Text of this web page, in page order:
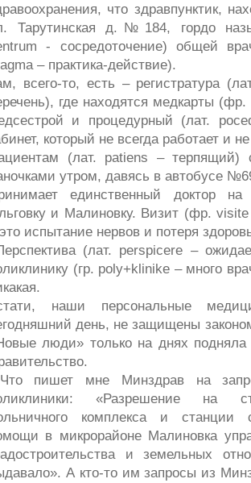
что здравпунктик,
Тарутинская д.№184, гордо
- сосредоточение) общей
– практика-действие).
всего-то, есть – регистратура
где находятся медкарты
и процедурный (лат.
который не всегда работает и
(лат. patiens –
утром, давясь в автобусе
единственный доктор
и Малиновку. Визит (фр.
испытание нервов и потеря
(лат. perspicere –
(гр. polу+klinike – много
наши персональные
день, не защищены
люди» только на днях
пишет мне Минздрав на
«Разрешение на
комплекса и станции
в микрорайоне Малиновка
и земельных
А кто-то им запросы из